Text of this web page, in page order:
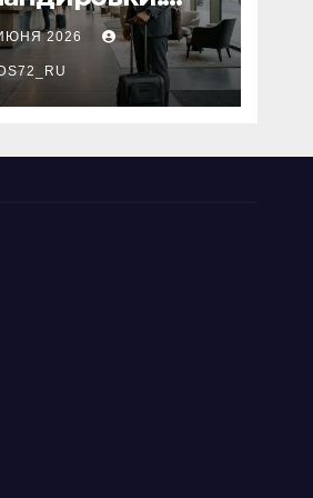
выбора
2026